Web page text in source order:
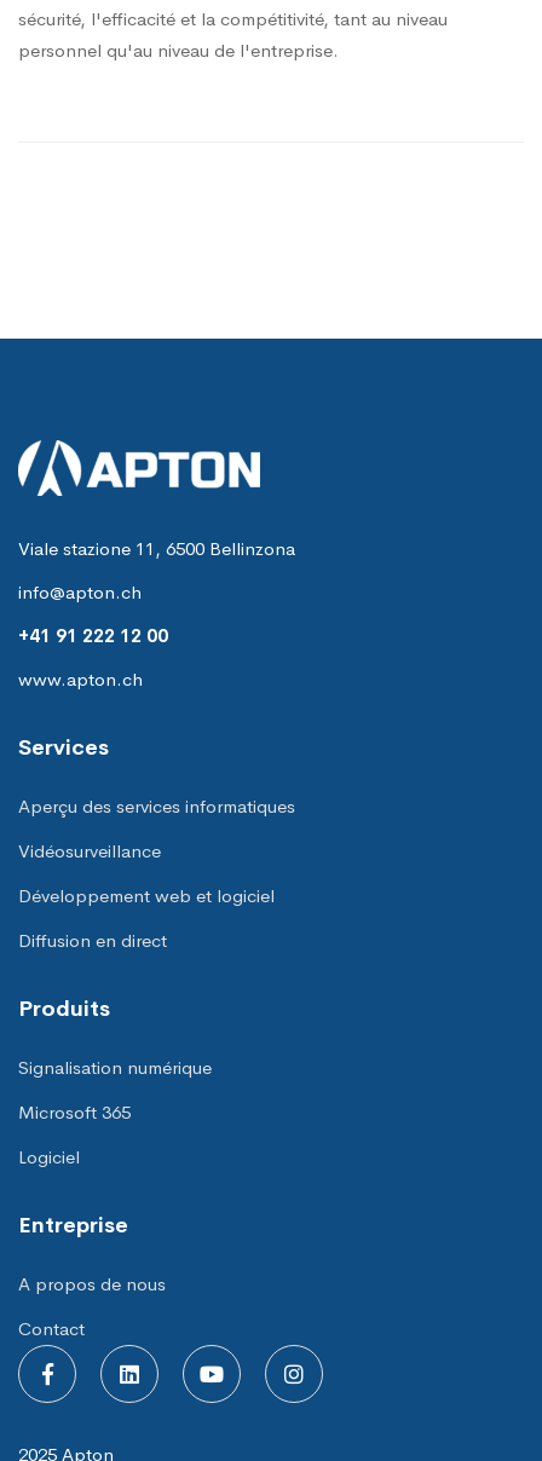
sécurité, l'efficacité et la compétitivité, tant au niveau
personnel qu'au niveau de l'entreprise.
Viale stazione 11, 6500 Bellinzona
info@apton.ch
+41 91 222 12 00
www.apton.ch
Services
Aperçu des services informatiques
Vidéosurveillance
Développement web et logiciel
Diffusion en direct
Produits
Signalisation numérique
Microsoft 365
Logiciel
Entreprise
A propos de nous
Contact
2025 Apton